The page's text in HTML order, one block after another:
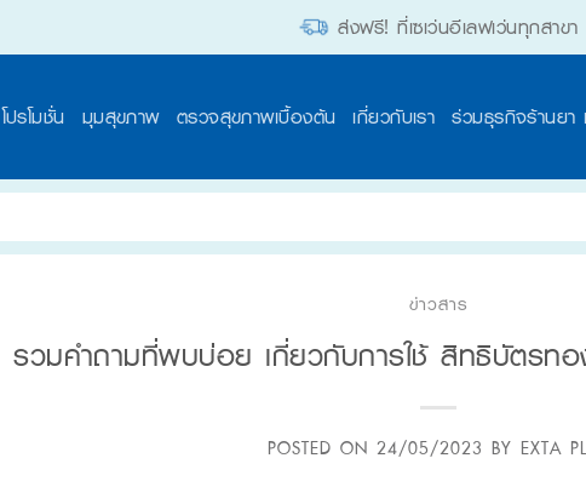
ส่งฟรี! ที่เซเว่นอีเลฟเว่นทุกสาขา
โปรโมชั่น มุมสุขภาพ ตรวจสุขภาพเบื้องต้น เกี่ยวกับเรา ร่วมธุรกิจร้านย
ข่าวสาร
รวมคำถามที่พบบ่อย เกี่ยวกับการใช้ สิทธิบัตรทอ
POSTED ON 24/05/2023 BY EXTA